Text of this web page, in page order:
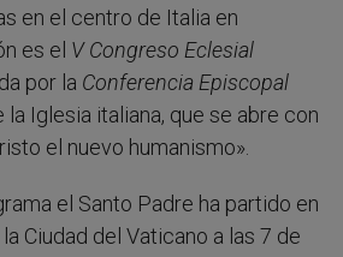
en el centro de Italia en
es el V Congreso Eclesial
por la Conferencia Episcopal
la Iglesia italiana, que se abre con
el nuevo humanismo».
el Santo Padre ha partido en
Ciudad del Vaticano a las 7 de